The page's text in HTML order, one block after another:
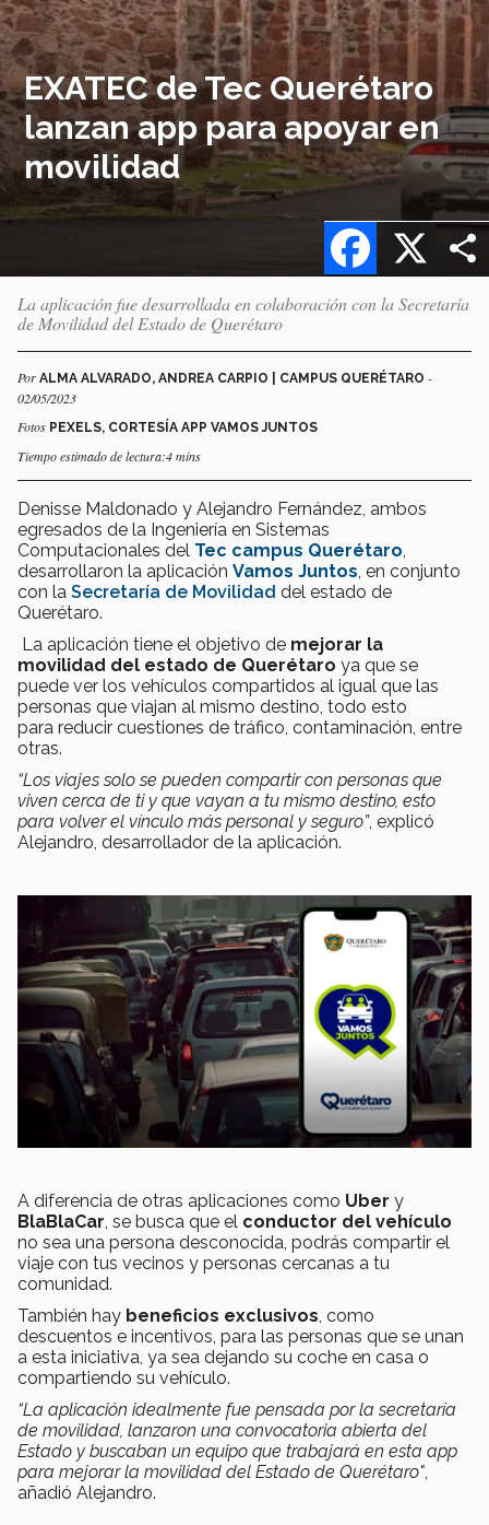
EXATEC de Tec Querétaro
lanzan app para apoyar en
movilidad
X
Facebook
La aplicación fue desarrollada en colaboración con la Secretaría
de Movilidad del Estado de Querétaro
Por ALMA ALVARADO, ANDREA CARPIO | CAMPUS QUERÉTARO -
02/05/2023
Fotos PEXELS, CORTESÍA APP VAMOS JUNTOS
Tiempo estimado de lectura:4 mins
Denisse Maldonado y Alejandro Fernández, ambos
egresados de la Ingeniería en Sistemas
Computacionales del Tec campus Querétaro
desarrollaron la aplicación Vamos Juntos , en conjunto
con la Secretaría de Movilidad del estado de
Querétaro.
La aplicación tiene el objetivo de mejorar la
movilidad del estado de Querétaro ya que se
puede ver los vehículos compartidos al igual que las
personas que viajan al mismo destino, todo esto
para reducir cuestiones de tráfico, contaminación, entre
otras.
“Los viajes solo se pueden compartir con personas que
viven cerca de ti y que vayan a tu mismo destino, esto
para volver el vínculo más personal y seguro”, explicó
Alejandro, desarrollador de la aplicación.
A diferencia de otras aplicaciones como Uber y
BlaBlaCar, se busca que el conductor del vehículo
no sea una persona desconocida, podrás compartir el
viaje con tus vecinos y personas cercanas a tu
comunidad.
También hay beneficios exclusivos, como
descuentos e incentivos, para las personas que se unan
a esta iniciativa, ya sea dejando su coche en casa o
compartiendo su vehículo.
“La aplicación idealmente fue pensada por la secretaría
de movilidad, lanzaron una convocatoria abierta del
Estado y buscaban un equipo que trabajará en esta app
para mejorar la movilidad del Estado de Querétaro",
añadió Alejandro.